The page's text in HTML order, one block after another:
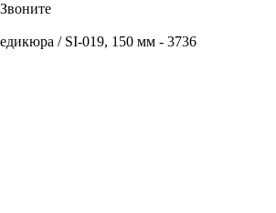
/ SI-019, 150 мм - 3736